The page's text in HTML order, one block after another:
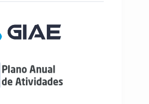
são afixadas hoje, dia
as pautas de avaliação do
e 3º Ciclos do Ensino Básico.
Provas de
(PEF)
as Informações-Prova
à Frequência (PEF),